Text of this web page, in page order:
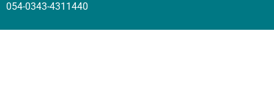
054-0343-4311440